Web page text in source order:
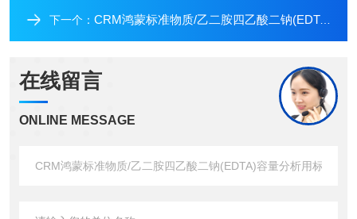
下一个： CRM鸿蒙标准物质/乙二胺四乙酸二钠(EDTA)容量分析用标准物质(乙二胺四醋酸二钠)c(EDTA)：0.01mol/L100mL
在线留言
ONLINE MESSAGE